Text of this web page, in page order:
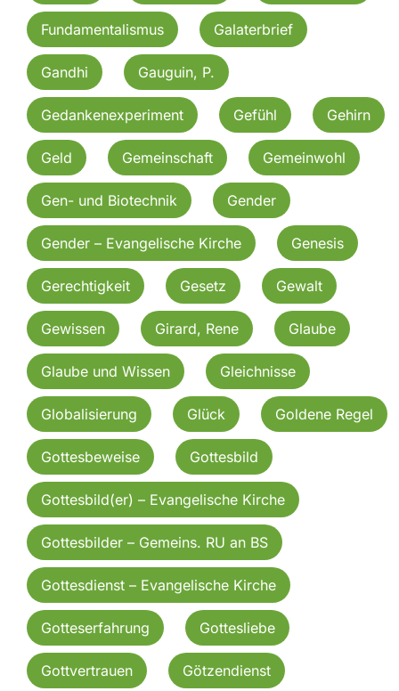
Fundamentalismus Galaterbrief
Gandhi Gauguin, P.
Gedankenexperiment Gefühl Gehirn
Geld Gemeinschaft Gemeinwohl
Gen- und Biotechnik Gender
Gender – Evangelische Kirche Genesis
Gerechtigkeit Gesetz Gewalt
Gewissen Girard, Rene Glaube
Glaube und Wissen Gleichnisse
Globalisierung Glück Goldene Regel
Gottesbeweise Gottesbild
Gottesbild(er) – Evangelische Kirche
Gottesbilder – Gemeins. RU an BS
Gottesdienst – Evangelische Kirche
Gotteserfahrung Gottesliebe
Gottvertrauen Götzendienst